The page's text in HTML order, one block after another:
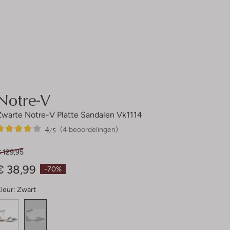
V
Notre-V Platte Sandalen Vk1114
(4 beoordelingen)
4/5
-70%
129,95
38,99
Zwart